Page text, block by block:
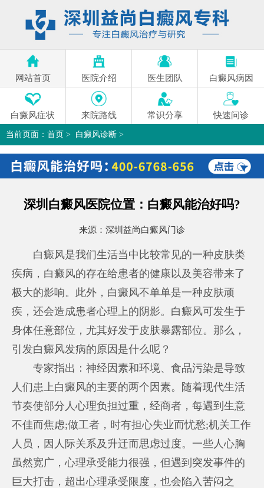
网站首页 医院介绍 医生团队 白癜风病因
白癜风症状 来院路线 常识分享 快速问诊
当前页面： 首页 > 白癜风诊断 >
深圳白癜风医院位置：白癜风能治好吗?>
深圳白癜风医院位置：白癜风能治好吗?
来源： 深圳益尚白癜风门诊
白癜风是我们生活当中比较常见的一种皮肤类
疾病，白癜风的存在给患者的健康以及美容带来了
极大的影响。此外，白癜风不单单是一种皮肤顽
疾，还会造成患者心理上的阴影。白癜风可发生于
身体任意部位，尤其好发于皮肤暴露部位。那么，
引发白癜风发病的原因是什么呢？
专家指出：神经因素和环境、食品污染是导致
人们患上白癜风的主要的两个因素。随着现代生活
节奏使部分人心理负担过重，经商者，每遇到生意
不佳而焦虑;做工者，时有担心失业而忧愁;机关工作
人员，因人际关系及升迁而思虑过度。一些人心胸
虽然宽广，心理承受能力很强，但遇到突发事件的
巨大打击，超出心理承受限度，也会陷入苦闷之